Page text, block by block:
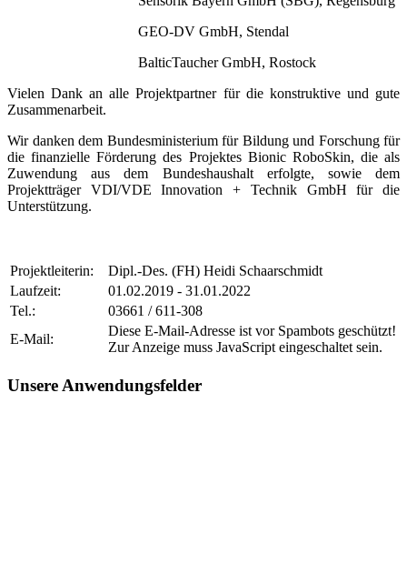
GEO-DV GmbH, Stendal
BalticTaucher GmbH, Rostock
Vielen Dank an alle Projektpartner für die konstruktive und gute
Zusammenarbeit.
Wir danken dem Bundesministerium für Bildung und Forschung für
die finanzielle Förderung des Projektes Bionic RoboSkin, die als
Zuwendung aus dem Bundeshaushalt erfolgte, sowie dem
Projektträger VDI/VDE Innovation + Technik GmbH für die
Unterstützung.
Projektleiterin:
Dipl.-Des. (FH) Heidi Schaarschmidt
Laufzeit:
01.02.2019 - 31.01.2022
Tel.:
03661 / 611-308
E-Mail:
Diese E-Mail-Adresse ist vor Spambots geschützt!
Zur Anzeige muss JavaScript eingeschaltet sein.
Unsere Anwendungsfelder